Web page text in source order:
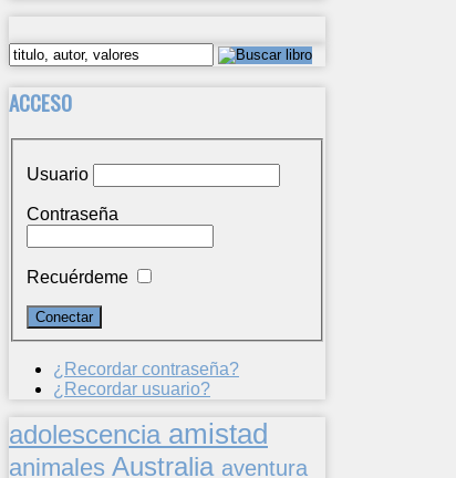
ACCESO
Usuario
Contraseña
Recuérdeme
¿Recordar contraseña?
¿Recordar usuario?
adolescencia amistad
animales Australia aventura